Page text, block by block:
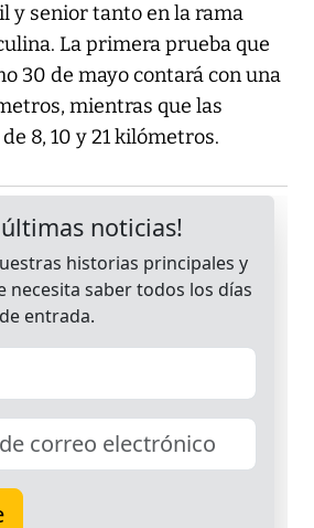
y senior tanto en la rama
La primera prueba que
30 de mayo contará con una
mientras que las
8, 10 y 21 kilómetros.